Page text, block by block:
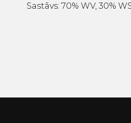
Sastāvs: 70% WV, 30%